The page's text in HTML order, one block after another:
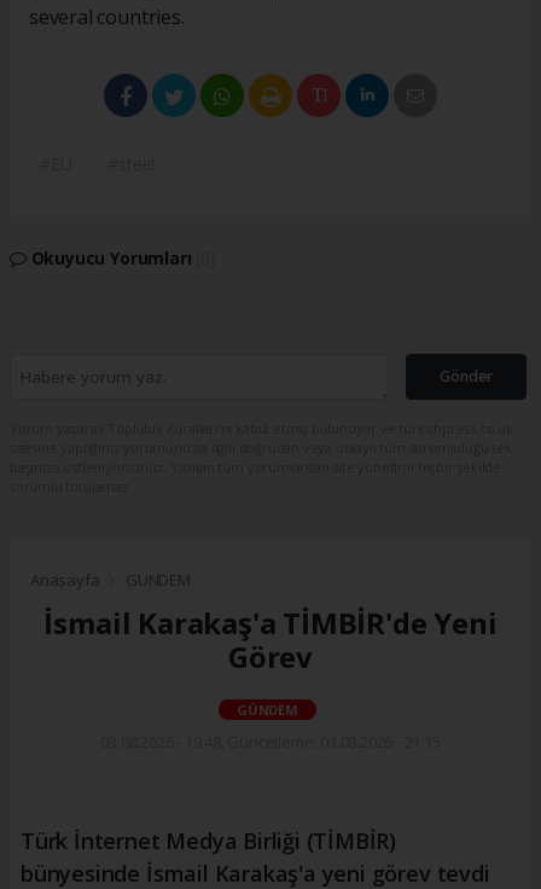
several countries.
Okuyucu Yorumları
Gönder
Anasayfa GÜNDEM
İsmail Karakaş'a TİMBİR'de Yeni
Görev
GÜNDEM
Türk İnternet Medya Birliği (TİMBİR)
bünyesinde İsmail Karakaş'a yeni görev tevdi